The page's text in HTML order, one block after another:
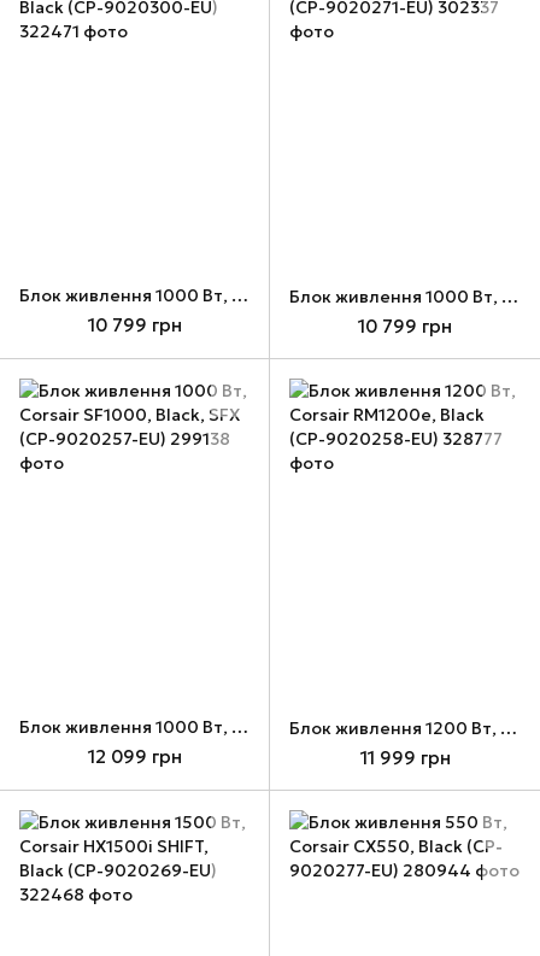
Блок живлення 1000 Вт, Corsair RM1000x SHIFT, Black (CP-9020300-EU)
10 799 грн
Блок живлення 1000 Вт, Corsair RM1000x, Black (CP-9020271-EU)
10 799 грн
Блок живлення 1000 Вт, Corsair SF1000, Black, SFX (CP-9020257-EU)
12 099 грн
Блок живлення 1200 Вт, Corsair RM1200e, Black (CP-9020258-EU)
11 999 грн